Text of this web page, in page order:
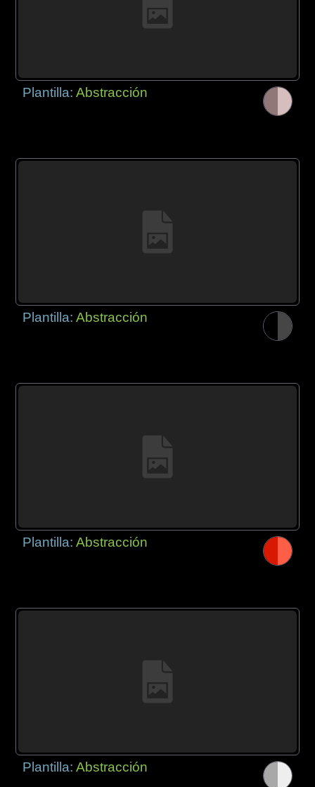
Plantilla:Abstracción
Plantilla:Abstracción
Plantilla:Abstracción
Plantilla:Abstracción